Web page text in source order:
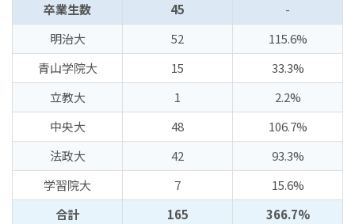
卒業生数 45
-
明治大
52
115.6%
青山学院大
15
33.3%
立教大
1
2.2%
中央大
48
106.7%
法政大
42
93.3%
学習院大
7
15.6%
合計
165 366.7%